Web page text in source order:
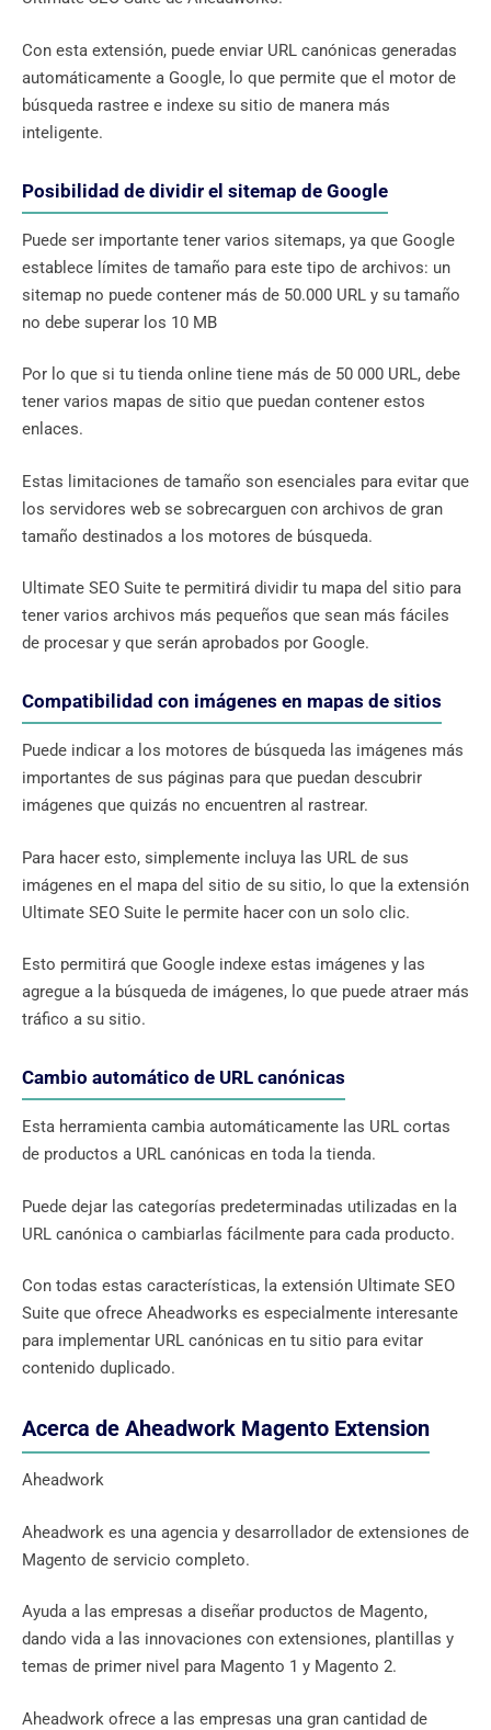
Con esta extensión, puede enviar URL canónicas generadas
automáticamente a Google, lo que permite que el motor de
búsqueda rastree e indexe su sitio de manera más
inteligente.
Posibilidad de dividir el sitemap de Google
Puede ser importante tener varios sitemaps, ya que Google
establece límites de tamaño para este tipo de archivos: un
sitemap no puede contener más de 50.000 URL y su tamaño
no debe superar los 10 MB
Por lo que si tu tienda online tiene más de 50 000 URL, debe
tener varios mapas de sitio que puedan contener estos
enlaces.
Estas limitaciones de tamaño son esenciales para evitar que
los servidores web se sobrecarguen con archivos de gran
tamaño destinados a los motores de búsqueda.
Ultimate SEO Suite te permitirá dividir tu mapa del sitio para
tener varios archivos más pequeños que sean más fáciles
de procesar y que serán aprobados por Google.
Compatibilidad con imágenes en mapas de sitios
Puede indicar a los motores de búsqueda las imágenes más
importantes de sus páginas para que puedan descubrir
imágenes que quizás no encuentren al rastrear.
Para hacer esto, simplemente incluya las URL de sus
imágenes en el mapa del sitio de su sitio, lo que la extensión
Ultimate SEO Suite le permite hacer con un solo clic.
Esto permitirá que Google indexe estas imágenes y las
agregue a la búsqueda de imágenes, lo que puede atraer más
tráfico a su sitio.
Cambio automático de URL canónicas
Esta herramienta cambia automáticamente las URL cortas
de productos a URL canónicas en toda la tienda.
Puede dejar las categorías predeterminadas utilizadas en la
URL canónica o cambiarlas fácilmente para cada producto.
Con todas estas características, la extensión Ultimate SEO
Suite que ofrece Aheadworks es especialmente interesante
para implementar URL canónicas en tu sitio para evitar
contenido duplicado.
Acerca de Aheadwork Magento Extension
Aheadwork
Aheadwork es una agencia y desarrollador de extensiones de
Magento de servicio completo.
Ayuda a las empresas a diseñar productos de Magento,
dando vida a las innovaciones con extensiones, plantillas y
temas de primer nivel para Magento 1 y Magento 2.
Aheadwork ofrece a las empresas una gran cantidad de